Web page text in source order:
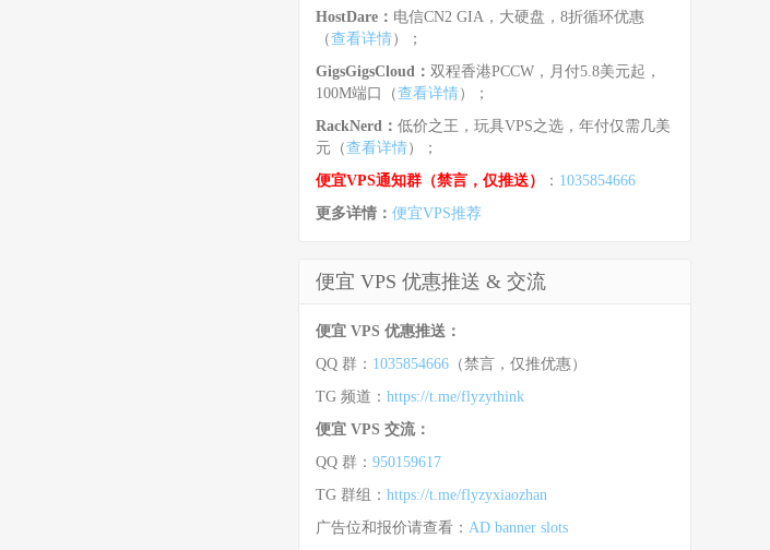
HostDare： 电信CN2 GIA，大硬盘，8折循环优惠
（查看详情）；
GigsGigsCloud： 双程香港PCCW，月付5.8美元起，
100M端口（查看详情）；
RackNerd： 低价之王，玩具VPS之选，年付仅需几美
元（查看详情）；
便宜VPS通知群（禁言，仅推送）
： 1035854666
更多详情： 便宜VPS推荐
便宜 VPS 优惠推送 & 交流
便宜 VPS 优惠推送：
QQ 群： 1035854666 （禁言，仅推优惠）
TG 频道： https://t.me/flyzythink
便宜 VPS 交流：
QQ 群： 950159617
TG 群组： https://t.me/flyzyxiaozhan
广告位和报价请查看： AD banner slots